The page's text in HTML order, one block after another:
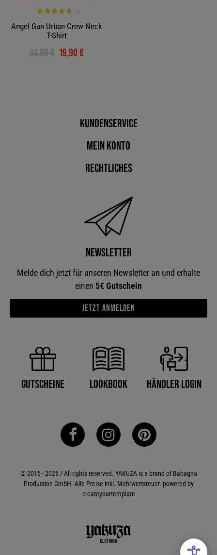
Angel Gun Urban Crew Neck
T-Shirt
34,90 € 19,90 €
Kundenservice
Mein Konto
Rechtliches
Newsletter
Melde dich jetzt für unseren Newsletter an und erhalte
einen 5€ Gutschein
Jetzt anmelden
Gutscheine Lookbook Händler Login
© 2015 - 2026 / All rights reserved. YAKUZA is a brand of Babagna
Production GmbH. Alle Preise inkl. Mehrwertsteuer. powered by
createyourtemplate